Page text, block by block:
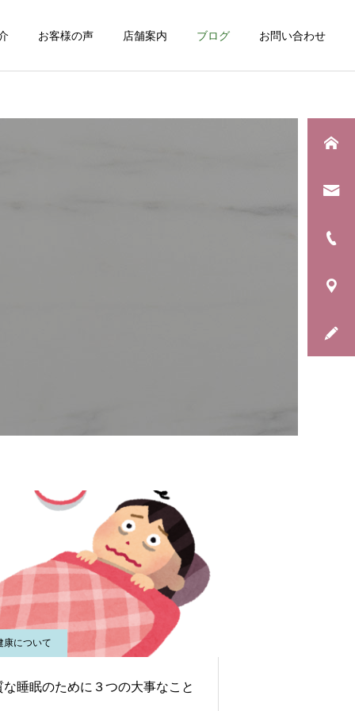
お客様の声 店舗案内 ブログ お問い合わせ
詳細を見る
年に一度の「銀河水キャン
康について
な睡眠のために３つの大事なこと